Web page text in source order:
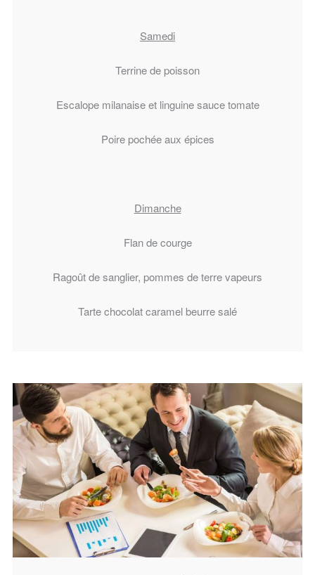
Samedi
Terrine de poisson
Escalope milanaise et linguine sauce tomate
Poire pochée aux épices
Dimanche
Flan de courge
Ragoût de sanglier, pommes de terre vapeurs
Tarte chocolat caramel beurre salé